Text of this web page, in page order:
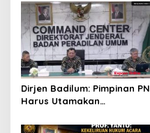
p
o
s
Dirjen Badilum: Pimpinan PN
Harus Utamakan
Pribadi